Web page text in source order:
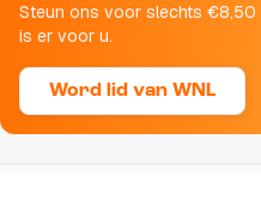
Steun ons voor slechts €8,50
is er voor u.
Word lid van WNL